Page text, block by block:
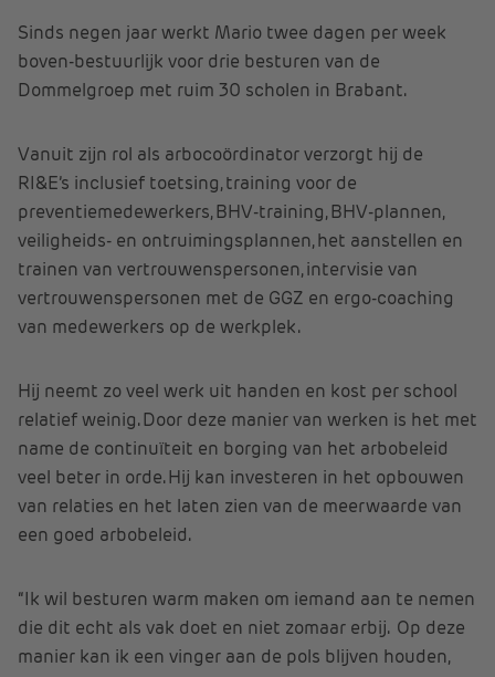
Sinds negen jaar werkt Mario twee dagen per week
boven-bestuurlijk voor drie besturen van de
Dommelgroep met ruim 30 scholen in Brabant.
Vanuit zijn rol als arbocoördinator verzorgt hij de
RI&E’s inclusief toetsing, training voor de
preventiemedewerkers, BHV-training, BHV-plannen,
veiligheids- en ontruimingsplannen, het aanstellen en
trainen van vertrouwenspersonen, intervisie van
vertrouwenspersonen met de GGZ en ergo-coaching
van medewerkers op de werkplek.
Hij neemt zo veel werk uit handen en kost per school
relatief weinig. Door deze manier van werken is het met
name de continuïteit en borging van het arbobeleid
veel beter in orde. Hij kan investeren in het opbouwen
van relaties en het laten zien van de meerwaarde van
een goed arbobeleid.
“Ik wil besturen warm maken om iemand aan te nemen
die dit echt als vak doet en niet zomaar erbij. Op deze
manier kan ik een vinger aan de pols blijven houden,